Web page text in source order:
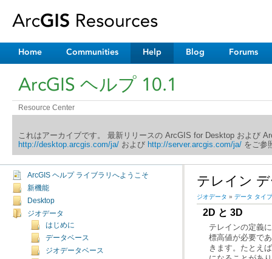
Home Communities Help Blog Forums
ArcGIS ヘルプ 10.1
Resource Center
これはアーカイブです。 最新リリースの ArcGIS for Desktop および
http://desktop.arcgis.com/ja/および http://server.arcgis.com/ja/をご参
ArcGIS ヘルプ ライブラリへようこそ
新機能
Desktop
ジオデータ
はじめに
データベース
ジオデータベース
テレイン
ジオデータ » データ タイプ
2D と 3D